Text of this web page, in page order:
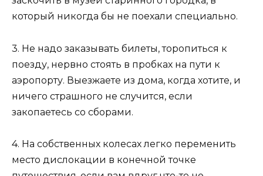
который никогда бы не поехали специально.
3. Не надо заказывать билеты, торопиться к
поезду, нервно стоять в пробках на пути к
аэропорту. Выезжаете из дома, когда хотите, и
ничего страшного не случится, если
закопаетесь со сборами.
4. На собственных колесах легко переменить
место дислокации в конечной точке